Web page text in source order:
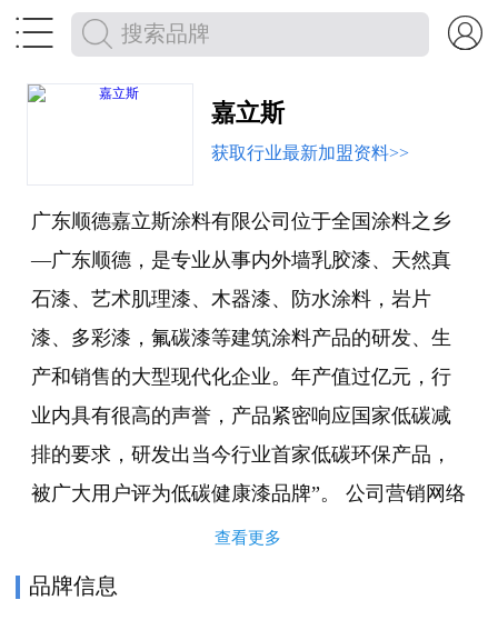
 
嘉立斯
获取行业最新加盟资料>>
广东顺德嘉立斯涂料有限公司位于全国涂料之乡
—广东顺德，是专业从事内外墙乳胶漆、天然真
石漆、艺术肌理漆、木器漆、防水涂料，岩片
漆、多彩漆，氟碳漆等建筑涂料产品的研发、生
产和销售的大型现代化企业。年产值过亿元，行
业内具有很高的声誉，产品紧密响应国家低碳减
排的要求，研发出当今行业首家低碳环保产品，
被广大用户评为低碳健康漆品牌”。 公司营销网络
遍布全国，产品销往全国各省、市、自治区及香
港、澳门特别行政区，并远销东南亚，中亚，非
查看更多
品牌信息